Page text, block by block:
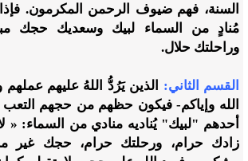
السنة، فهم ضيوف الرحمن المكرمون.
مُنادٍ من السماء لبيك وسعديك حجك
وراحلتك حلال.
القسم الثاني: الذين يَرُدُّ اللهُ عليهم عملهم
الله وإياكم- فيكون حظهم من حجهم التعب
أحدهم "لبيك" يُناديه منادي من السماء: «
زادك حرام، ورحلتك حرام، حجك غير